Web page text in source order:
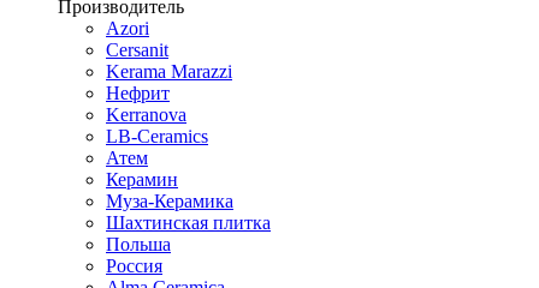
Производитель
Azori
Cersanit
Kerama Marazzi
Нефрит
Kerranova
LB-Ceramics
Атем
Керамин
Муза-Керамика
Шахтинская плитка
Польша
Россия